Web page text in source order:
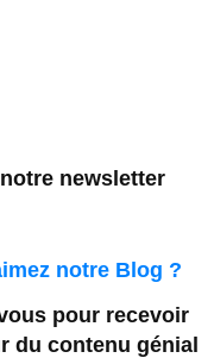
newsletter
notre Blog ?
pour recevoir
du contenu génial